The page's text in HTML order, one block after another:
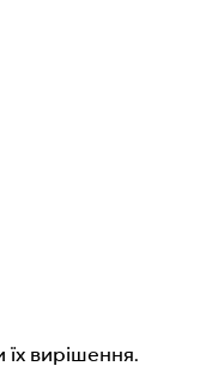
вирішення.